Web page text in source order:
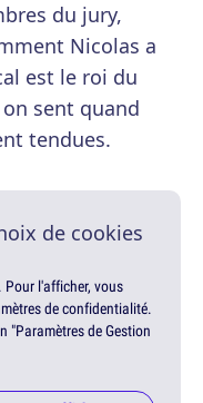
du jury,
Nicolas a
est le roi du
sent quand
tendues.
de cookies
Pour l'afficher, vous
de confidentialité.
"Paramètres de Gestion